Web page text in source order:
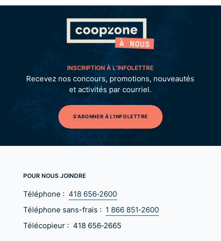
INSCRIPTION À L’INFOLETTRE
Recevez nos concours, promotions, nouveautés
et activités par courriel.
S'ABONNER À L'INFOLETTRE
POUR NOUS JOINDRE
Téléphone : 418 656‑2600
Téléphone sans-frais : 1 866 851‑2600
Télécopieur : 418 656‑2665